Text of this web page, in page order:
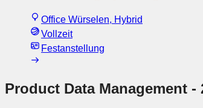
Office Würselen, Hybrid
Vollzeit
Festanstellung
Product Data Management -